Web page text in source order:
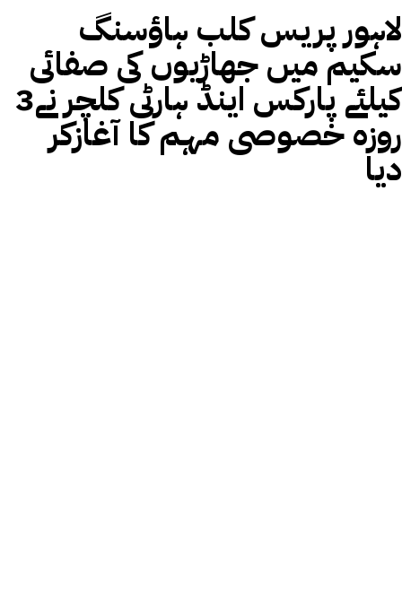
لاہور پریس کلب ہاؤسنگ
سکیم میں جھاڑیوں کی صفائی
کیلئے پارکس اینڈ ہارٹی کلچر نے3
روزہ خصوصی مہم کا آغازکر
دیا